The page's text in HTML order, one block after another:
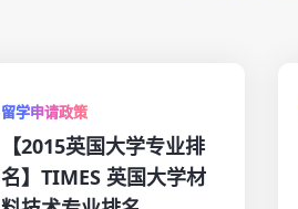
留学申请政策
【2015英国大学专业排
名】TIMES 英国大学材